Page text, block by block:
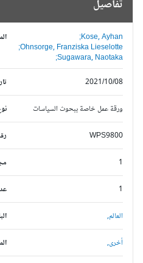
تفاصيل
Kose, Ayhan;
Ohnsorge, Franziska Lieselotte;
Sugawara, Naotaka;
2021/10/08
نوع ورقة عمل خاصة ببحوث السياسات
رقم WPS9800
عدد
البلد العالم,
أخرى,